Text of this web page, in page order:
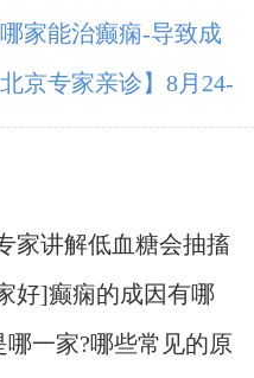
家能治癫痫-导致成
京专家亲诊】8月24-
助力儿童青少年癫痫
家讲解低血糖会抽搐
好]癫痫的成因有哪
一家?哪些常见的原